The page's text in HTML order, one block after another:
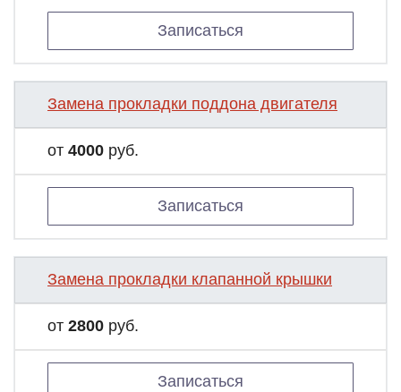
Записаться
Замена прокладки поддона двигателя
от 4000 руб.
Записаться
Замена прокладки клапанной крышки
от 2800 руб.
Записаться